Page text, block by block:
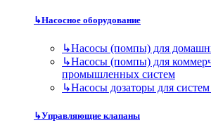
↳Насосное оборудование
↳Насосы (помпы) для
↳Насосы (помпы) для
промышленных систем
↳Насосы дозаторы для
↳Управляющие клапаны